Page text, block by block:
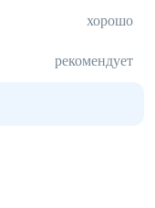
хорошо
рекомендует